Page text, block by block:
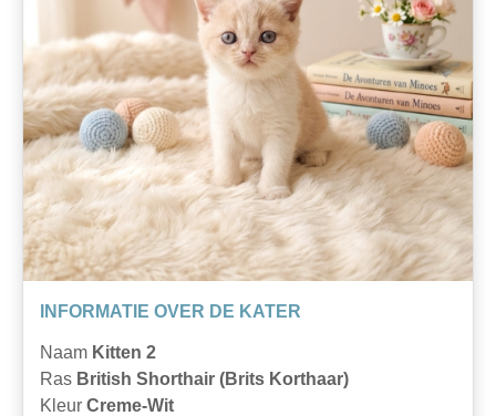
INFORMATIE OVER DE KATER
Naam Kitten 2
Ras British Shorthair (Brits Korthaar)
Kleur Creme-Wit